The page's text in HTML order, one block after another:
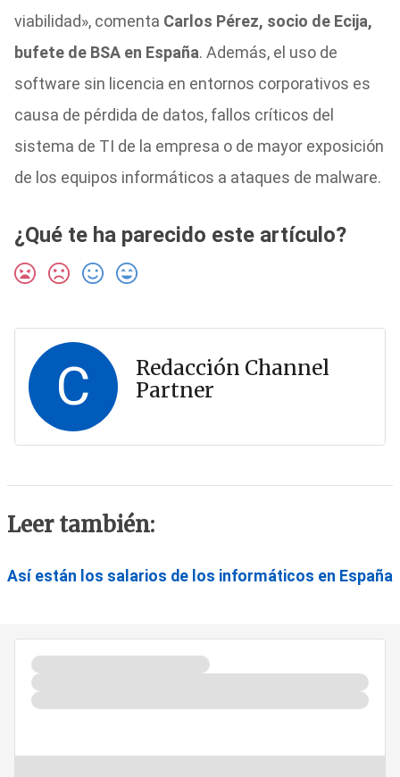
viabilidad», comenta Carlos Pérez, socio de Ecija,
bufete de BSA en España. Además, el uso de
software sin licencia en entornos corporativos es
causa de pérdida de datos, fallos críticos del
sistema de TI de la empresa o de mayor exposición
de los equipos informáticos a ataques de malware.
¿Qué te ha parecido este artículo?
C
Redacción Channel
Partner
Leer también:
Así están los salarios de los informáticos en España